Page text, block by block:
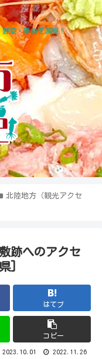
菜・果物を満喫！
北陸地方（観光アクセ
跡へのアクセ
]
はてブ
コピー
2023.10.01 2022.11.26